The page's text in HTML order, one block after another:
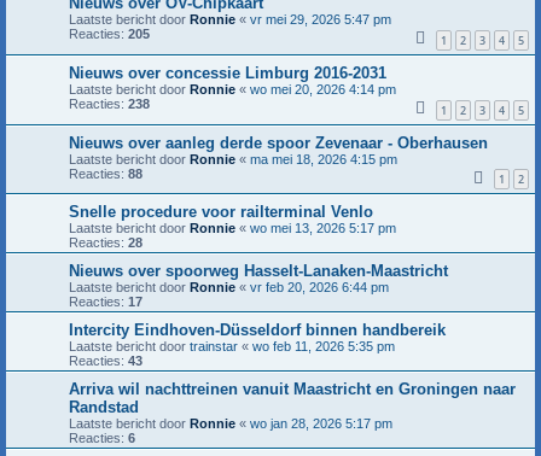
Laatste bericht door Ronnie « vr mei 29, 2026 5:47 pm
Reacties: 205 1 2 3 4 5
Nieuws over concessie Limburg 2016-2031
Laatste bericht door Ronnie « wo mei 20, 2026 4:14 pm
Reacties: 238 1 2 3 4 5
Nieuws over aanleg derde spoor Zevenaar - Oberhausen
Laatste bericht door Ronnie « ma mei 18, 2026 4:15 pm
Reacties: 88 1 2
Snelle procedure voor railterminal Venlo
Laatste bericht door Ronnie « wo mei 13, 2026 5:17 pm
Reacties: 28
Nieuws over spoorweg Hasselt-Lanaken-Maastricht
Laatste bericht door Ronnie « vr feb 20, 2026 6:44 pm
Reacties: 17
Intercity Eindhoven-Düsseldorf binnen handbereik
Laatste bericht door trainstar « wo feb 11, 2026 5:35 pm
Reacties: 43
Arriva wil nachttreinen vanuit Maastricht en Groningen naar
Randstad
Laatste bericht door Ronnie « wo jan 28, 2026 5:17 pm
Reacties: 6